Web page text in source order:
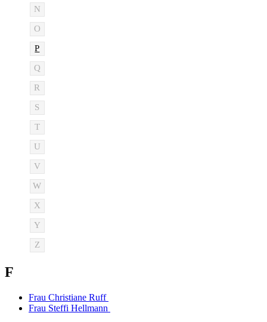
N
O
P
Q
R
S
T
U
V
W
X
Y
Z
F
Frau Christiane Ruff
Frau Steffi Hellmann